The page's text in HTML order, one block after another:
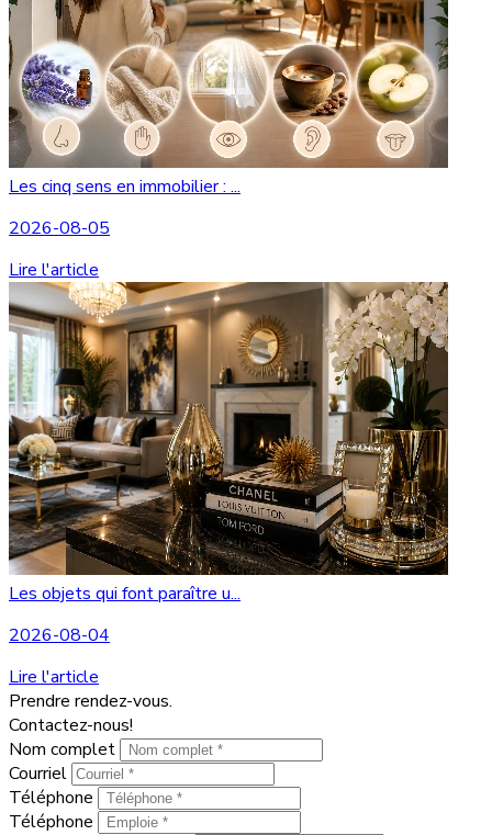
Les cinq sens en immobilier : ...
2026-08-05
Lire l'article
Les objets qui font paraître u...
2026-08-04
Lire l'article
Prendre rendez-vous.
Contactez-nous!
Nom complet
Courriel
Téléphone
Téléphone